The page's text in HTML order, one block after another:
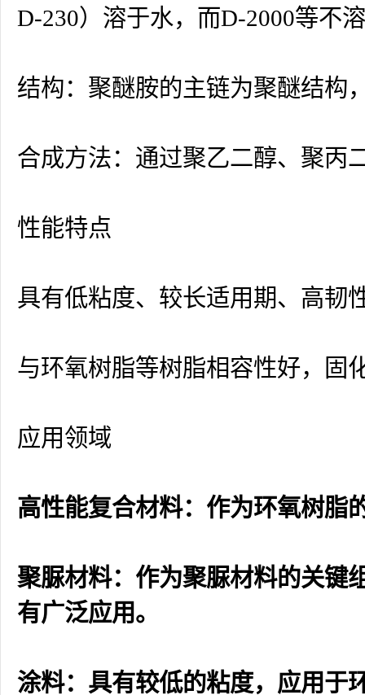
D-230）溶于水，而D-2000等不
结构：聚醚胺的主链为聚醚结构
合成方法：通过聚乙二醇、聚丙
性能特点
具有低粘度、较长适用期、高韧
与环氧树脂等树脂相容性好，固
应用领域
高性能复合材料：作为环氧树脂
聚脲材料：作为聚脲材料的关键
有广泛应用。
涂料：具有较低的粘度，应用于